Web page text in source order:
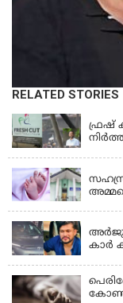
RELATED STORIES
ഫ്രഷ്
കാർ